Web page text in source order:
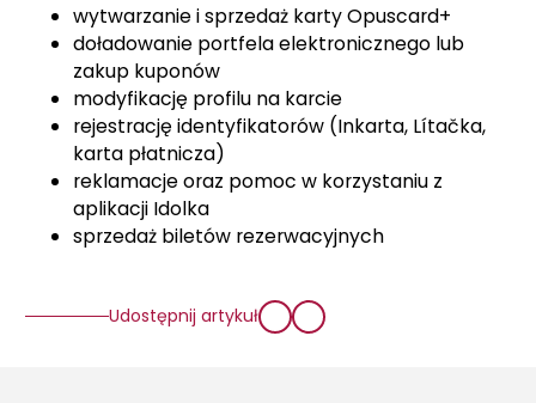
wytwarzanie i sprzedaż karty Opuscard+
doładowanie portfela elektronicznego lub
zakup kuponów
modyfikację profilu na karcie
rejestrację identyfikatorów (Inkarta, Lítačka,
karta płatnicza)
reklamacje oraz pomoc w korzystaniu z
aplikacji Idolka
sprzedaż biletów rezerwacyjnych
Udostępnij artykuł